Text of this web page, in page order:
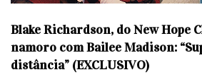
Blake Richardson, do New Hope
namoro com Bailee Madison:
distância” (EXCLUSIVO)